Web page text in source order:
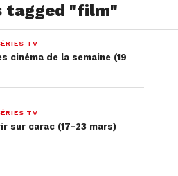
tagged "film"
TV
cinéma de la semaine (19
TV
sur carac (17–23 mars)